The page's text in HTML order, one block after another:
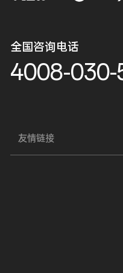
全国咨询电话
4008-030-
友情链接